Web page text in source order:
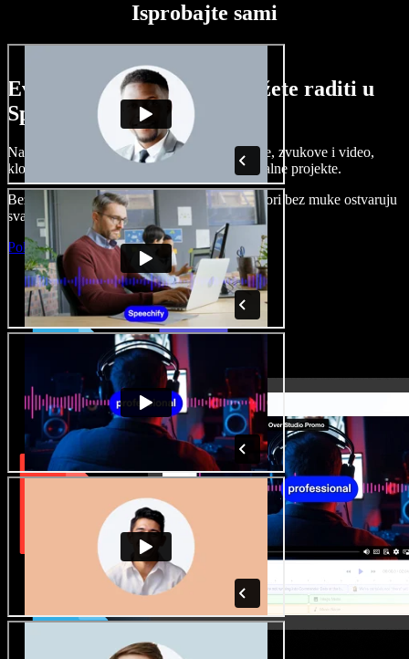
Isprobajte sami
Evo malog pregleda što možete raditi u
Speechify Studiju.
Napravite voice overe, dodajte besplatne slike, zvukove i video,
klonirajte svoj glas i složite sjajne audio-vizualne projekte.
Bez učenja i sve dostupno u pregledniku, autori bez muke ostvaruju
svaku kreativnu ideju.
Pokreni Studio